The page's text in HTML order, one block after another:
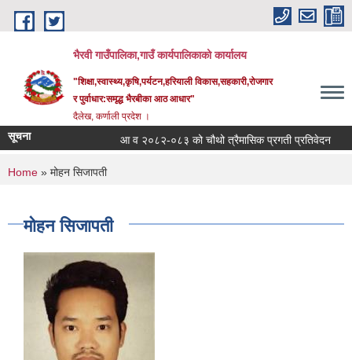
Skip to main content
भैरवी गाउँपालिका,गाउँ कार्यपालिकाको कार्यालय
"शिक्षा,स्वास्थ्य,कृषि,पर्यटन,हरियाली विकास,सहकारी,रोजगार
र पुर्वाधार:समृद्ध भैरबीका आठ आधार"
दैलेख, कर्णाली प्रदेश ।
सूचना आ व २०८२-०८३ को चौथो त्रैमासिक प्रगती प्रतिवेदन
You are here
Home » मोहन सिजापती
मोहन सिजापती